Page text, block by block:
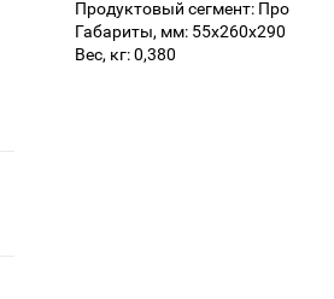
Продуктовый сегмент: Про
Габариты, мм: 55х260х290
Вес, кг: 0,380